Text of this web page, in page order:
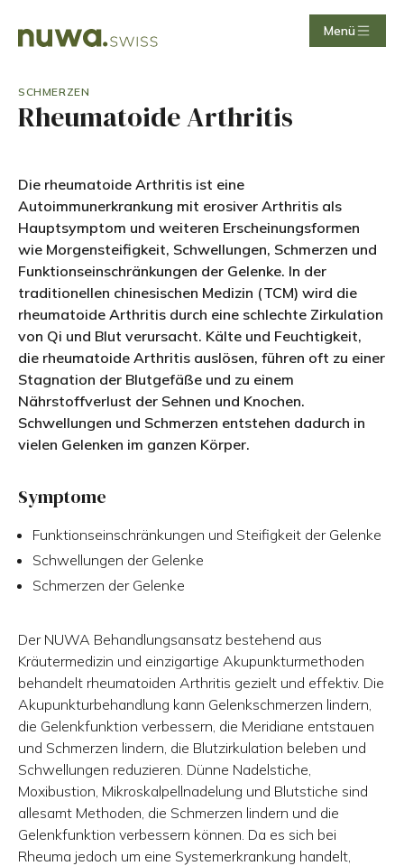
Menü
SCHMERZEN
Rheumatoide Arthritis
Die rheumatoide Arthritis ist eine
Autoimmunerkrankung mit erosiver Arthritis als
Hauptsymptom und weiteren Erscheinungsformen
wie Morgensteifigkeit, Schwellungen, Schmerzen und
Funktionseinschränkungen der Gelenke. In der
traditionellen chinesischen Medizin (TCM) wird die
rheumatoide Arthritis durch eine schlechte Zirkulation
von Qi und Blut verursacht. Kälte und Feuchtigkeit,
die rheumatoide Arthritis auslösen, führen oft zu einer
Stagnation der Blutgefäße und zu einem
Nährstoffverlust der Sehnen und Knochen.
Schwellungen und Schmerzen entstehen dadurch in
vielen Gelenken im ganzen Körper.
Symptome
Funktionseinschränkungen und Steifigkeit der Gelenke
Schwellungen der Gelenke
Schmerzen der Gelenke
Der NUWA Behandlungsansatz bestehend aus
Kräutermedizin und einzigartige Akupunkturmethoden
behandelt rheumatoiden Arthritis gezielt und effektiv. Die
Akupunkturbehandlung kann Gelenkschmerzen lindern,
die Gelenkfunktion verbessern, die Meridiane entstauen
und Schmerzen lindern, die Blutzirkulation beleben und
Schwellungen reduzieren. Dünne Nadelstiche,
Moxibustion, Mikroskalpellnadelung und Blutstiche sind
allesamt Methoden, die Schmerzen lindern und die
Gelenkfunktion verbessern können. Da es sich bei
Rheuma jedoch um eine Systemerkrankung handelt,